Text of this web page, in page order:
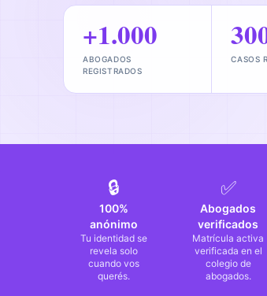
+1.000
ABOGADOS
REGISTRADOS
CASOS
🔒
100%
anónimo
Tu identidad se
revela solo
cuando vos
querés.
✅
Abogados
verificados
Matrícula activa
verificada en el
colegio de
abogados.